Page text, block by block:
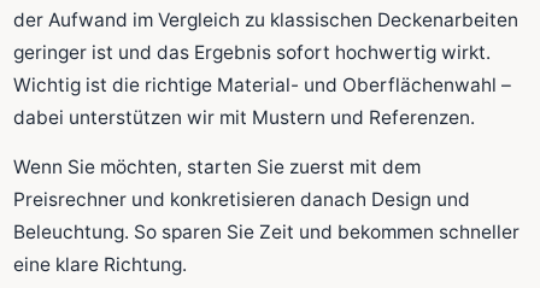
der Aufwand im Vergleich zu klassischen Deckenarbeiten
geringer ist und das Ergebnis sofort hochwertig wirkt.
Wichtig ist die richtige Material- und Oberflächenwahl –
dabei unterstützen wir mit Mustern und Referenzen.
Wenn Sie möchten, starten Sie zuerst mit dem
Preisrechner und konkretisieren danach Design und
Beleuchtung. So sparen Sie Zeit und bekommen schneller
eine klare Richtung.